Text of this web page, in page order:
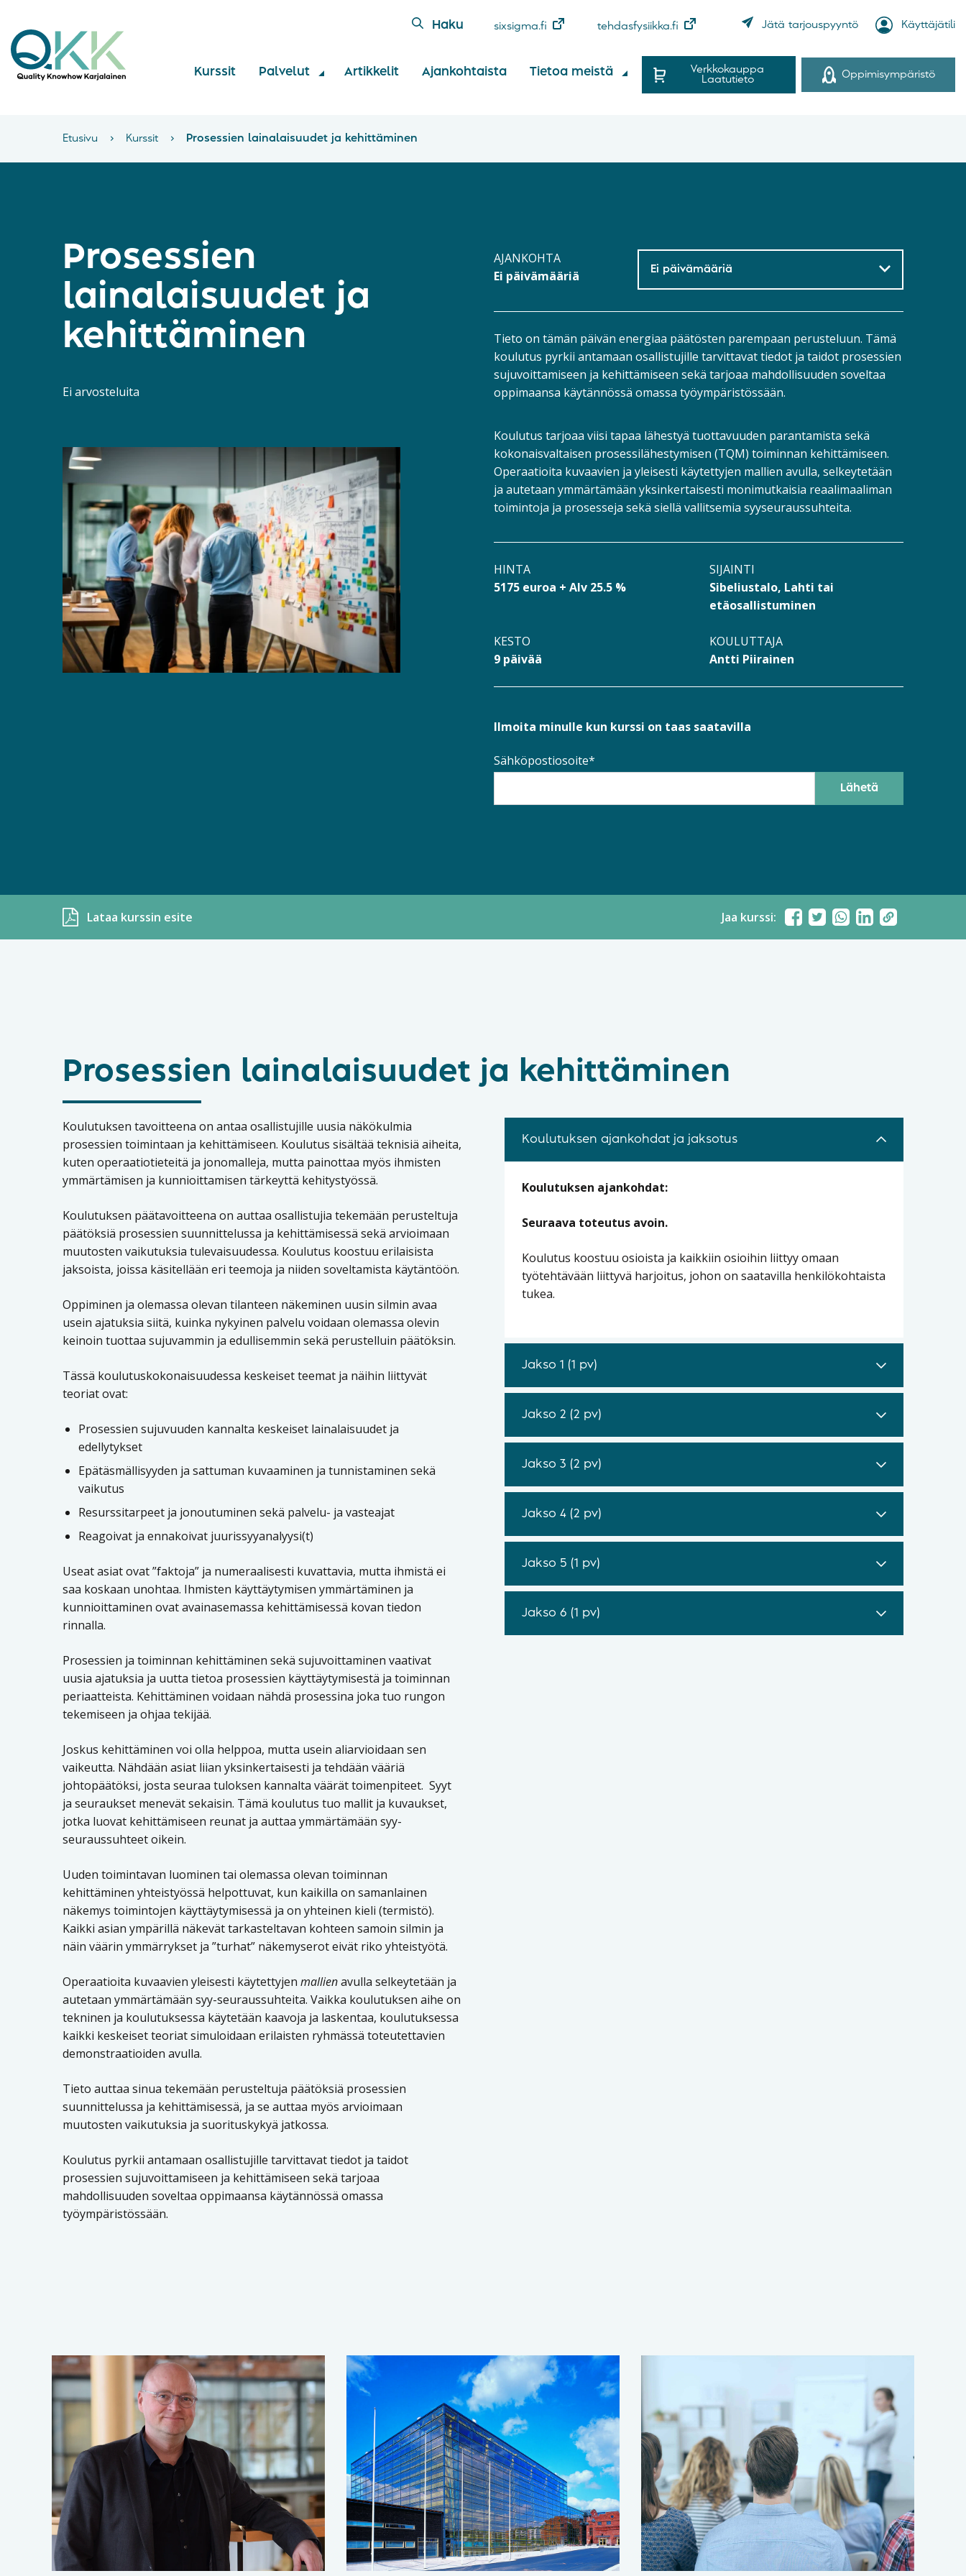
Haku sixsigma.fi tehdasfysiikka.fi Jätä tarjouspyyntö Käyttäjätili
Kurssit Palvelut Artikkelit Ajankohtaista Tietoa meistä
Verkkokauppa
Laatutieto
Oppimisympäristö
Etusivu › Kurssit › Prosessien lainalaisuudet ja kehittäminen
Prosessien
lainalaisuudet ja
kehittäminen
Ei arvosteluita
AJANKOHTA
Ei päivämääriä
Ei päivämääriä
Tieto on tämän päivän energiaa päätösten parempaan perusteluun. Tämä
koulutus pyrkii antamaan osallistujille tarvittavat tiedot ja taidot prosessien
sujuvoittamiseen ja kehittämiseen sekä tarjoaa mahdollisuuden soveltaa
oppimaansa käytännössä omassa työympäristössään.
Koulutus tarjoaa viisi tapaa lähestyä tuottavuuden parantamista sekä
kokonaisvaltaisen prosessilähestymisen (TQM) toiminnan kehittämiseen.
Operaatioita kuvaavien ja yleisesti käytettyjen mallien avulla, selkeytetään
ja autetaan ymmärtämään yksinkertaisesti monimutkaisia reaalimaaliman
toimintoja ja prosesseja sekä siellä vallitsemia syyseuraussuhteita.
HINTA
5175 euroa + Alv 25.5 %
SIJAINTI
Sibeliustalo, Lahti tai
etäosallistuminen
KESTO
9 päivää
KOULUTTAJA
Antti Piirainen
Ilmoita minulle kun kurssi on taas saatavilla
Sähköpostiosoite*
Lataa kurssin esite Jaa kurssi:
Prosessien lainalaisuudet ja kehittäminen
Koulutuksen tavoitteena on antaa osallistujille uusia näkökulmia
prosessien toimintaan ja kehittämiseen. Koulutus sisältää teknisiä aiheita,
kuten operaatiotieteitä ja jonomalleja, mutta painottaa myös ihmisten
ymmärtämisen ja kunnioittamisen tärkeyttä kehitystyössä.
Koulutuksen päätavoitteena on auttaa osallistujia tekemään perusteltuja
päätöksiä prosessien suunnittelussa ja kehittämisessä sekä arvioimaan
muutosten vaikutuksia tulevaisuudessa. Koulutus koostuu erilaisista
jaksoista, joissa käsitellään eri teemoja ja niiden soveltamista käytäntöön.
Oppiminen ja olemassa olevan tilanteen näkeminen uusin silmin avaa
usein ajatuksia siitä, kuinka nykyinen palvelu voidaan olemassa olevin
keinoin tuottaa sujuvammin ja edullisemmin sekä perustelluin päätöksin.
Tässä koulutuskokonaisuudessa keskeiset teemat ja näihin liittyvät
teoriat ovat:
Prosessien sujuvuuden kannalta keskeiset lainalaisuudet ja
edellytykset
Epätäsmällisyyden ja sattuman kuvaaminen ja tunnistaminen sekä
vaikutus
Resurssitarpeet ja jonoutuminen sekä palvelu- ja vasteajat
Reagoivat ja ennakoivat juurissyyanalyysi(t)
Useat asiat ovat ”faktoja” ja numeraalisesti kuvattavia, mutta ihmistä ei
saa koskaan unohtaa. Ihmisten käyttäytymisen ymmärtäminen ja
kunnioittaminen ovat avainasemassa kehittämisessä kovan tiedon
rinnalla.
Prosessien ja toiminnan kehittäminen sekä sujuvoittaminen vaativat
uusia ajatuksia ja uutta tietoa prosessien käyttäytymisestä ja toiminnan
periaatteista. Kehittäminen voidaan nähdä prosessina joka tuo rungon
tekemiseen ja ohjaa tekijää.
Joskus kehittäminen voi olla helppoa, mutta usein aliarvioidaan sen
vaikeutta. Nähdään asiat liian yksinkertaisesti ja tehdään vääriä
johtopäätöksi, josta seuraa tuloksen kannalta väärät toimenpiteet. Syyt
ja seuraukset menevät sekaisin. Tämä koulutus tuo mallit ja kuvaukset,
jotka luovat kehittämiseen reunat ja auttaa ymmärtämään syy-
seuraussuhteet oikein.
Uuden toimintavan luominen tai olemassa olevan toiminnan
kehittäminen yhteistyössä helpottuvat, kun kaikilla on samanlainen
näkemys toimintojen käyttäytymisessä ja on yhteinen kieli (termistö).
Kaikki asian ympärillä näkevät tarkasteltavan kohteen samoin silmin ja
näin väärin ymmärrykset ja ”turhat” näkemyserot eivät riko yhteistyötä.
Operaatioita kuvaavien yleisesti käytettyjen mallienavulla selkeytetään ja
autetaan ymmärtämään syy-seuraussuhteita. Vaikka koulutuksen aihe on
tekninen ja koulutuksessa käytetään kaavoja ja laskentaa, koulutuksessa
kaikki keskeiset teoriat simuloidaan erilaisten ryhmässä toteutettavien
demonstraatioiden avulla.
Tieto auttaa sinua tekemään perusteltuja päätöksiä prosessien
suunnittelussa ja kehittämisessä, ja se auttaa myös arvioimaan
muutosten vaikutuksia ja suorituskykyä jatkossa.
Koulutus pyrkii antamaan osallistujille tarvittavat tiedot ja taidot
prosessien sujuvoittamiseen ja kehittämiseen sekä tarjoaa
mahdollisuuden soveltaa oppimaansa käytännössä omassa
työympäristössään.
Koulutuksen ajankohdat ja jaksotus
Koulutuksen ajankohdat:
Seuraava toteutus avoin.
Koulutus koostuu osioista ja kaikkiin osioihin liittyy omaan
työtehtävään liittyvä harjoitus, johon on saatavilla henkilökohtaista
tukea.
Jakso 1 (1 pv)
Jakso 2 (2 pv)
Jakso 3 (2 pv)
Jakso 4 (2 pv)
Jakso 5 (1 pv)
Jakso 6 (1 pv)